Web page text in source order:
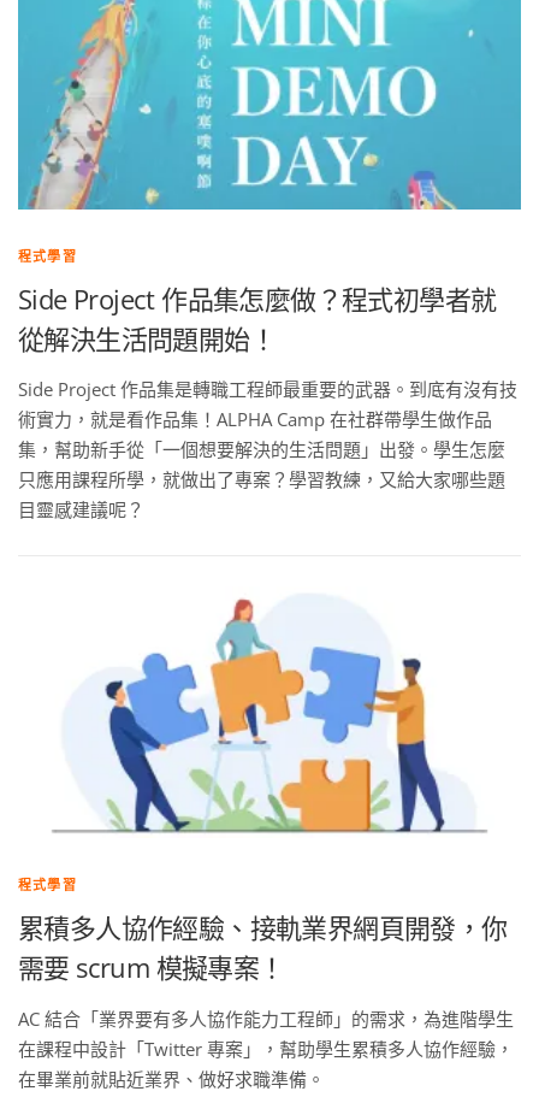
程式學習
Side Project 作品集怎麼做？程式初學者就
從解決生活問題開始！
Side Project 作品集是轉職工程師最重要的武器。到底有沒有技
術實力，就是看作品集！ALPHA Camp 在社群帶學生做作品
集，幫助新手從「一個想要解決的生活問題」出發。學生怎麼
只應用課程所學，就做出了專案？學習教練，又給大家哪些題
目靈感建議呢？
程式學習
累積多人協作經驗、接軌業界網頁開發，你
需要 scrum 模擬專案！
AC 結合「業界要有多人協作能力工程師」的需求，為進階學生
在課程中設計「Twitter 專案」，幫助學生累積多人協作經驗，
在畢業前就貼近業界、做好求職準備。